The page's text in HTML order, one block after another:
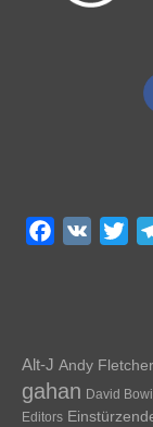
Facebook
VK
Alt-J Andy Fletcher
gahan David
Editors